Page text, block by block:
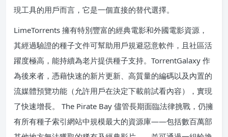
現工具的用戶而言，它是一個直接的替代選擇。
LimeTorrents 擁有特別豐富的經典電影和外國電影資源，
其經過驗證的種子文件可幫助用戶規避惡意軟件，且社區活
躍度極高，能持續為老片提供種子支持。TorrentGalaxy 作
為後來者，憑藉快速的新片更新、高質量的編碼以及內置的
流媒體預覽功能（允許用戶在決定下載前試看內容），實現
了快速增長。 The Pirate Bay 儘管長期面臨法律挑戰，仍擁
有所有種子索引網站中規模最大的資源庫——包括數百萬部